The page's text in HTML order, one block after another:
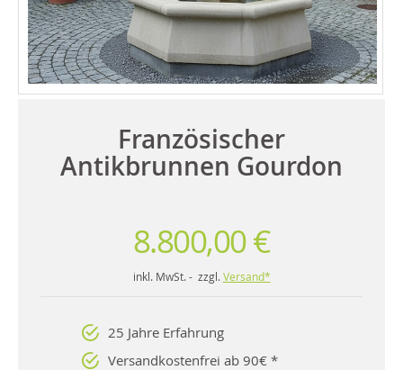
Französischer
Antikbrunnen Gourdon
8.800,00 €
inkl. MwSt. - zzgl. Versand*
25 Jahre Erfahrung
Versandkostenfrei ab 90€ *